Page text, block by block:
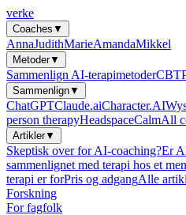
verke
Coaches ▼
AnnaJudithMarieAmandaMikkel
Metoder▼
Sammenlign AI-terapimetoderCBT
Sammenlign▼
ChatGPTClaude.aiCharacter.AI
person therapyHeadspaceCalmAll
Artikler▼
Skeptisk over for AI-coaching?Er
sammenlignet med terapi hos et
terapi er forPris og adgangAlle
Forskning
For fagfolk